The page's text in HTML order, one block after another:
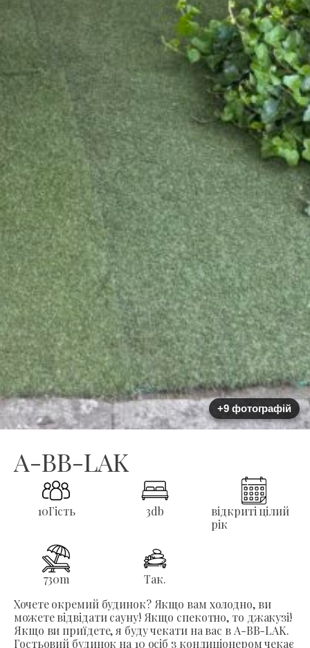
+9 фотографій
A-BB-LAK
10Гість 3db
відкриті цілий
рік
730m
Так.
Хочете окремий будинок? Якщо вам холодно, ви
можете відвідати сауну! Якщо спекотно, то джакузі!
Якщо ви приїдете, я буду чекати на вас в A-BB-LAK.
Гостьовий будинок на 10 осіб з кондиціонером чекає